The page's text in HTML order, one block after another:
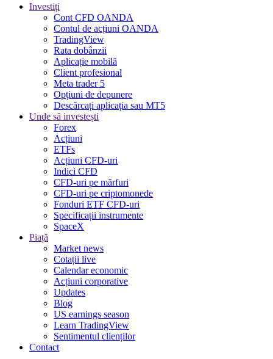
Investiți
Cont CFD OANDA
Contul de acțiuni OANDA
TradingView
Rata dobânzii
Aplicație mobilă
Client profesional
Meta trader 5
Opțiuni de depunere
Descărcați aplicația sau MT5
Unde să investești
Forex
Acțiuni
ETFs
Acțiuni CFD-uri
Indici CFD
CFD-uri pe mărfuri
CFD-uri pe criptomonede
Fonduri ETF CFD-uri
Specificații instrumente
SpaceX
Piață
Market news
Cotații live
Calendar economic
Acțiuni corporative
Updates
Blog
US earnings season
Learn TradingView
Sentimentul clienților
Contact